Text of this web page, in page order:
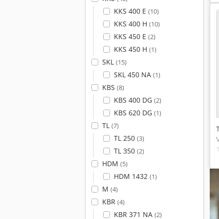
KKS 400 E (10)
KKS 400 H (10)
KKS 450 E (2)
KKS 450 H (1)
SKL (15)
SKL 450 NA (1)
KBS (8)
KBS 400 DG (2)
KBS 620 DG (1)
TL (7)
TL 250 (3)
TL 350 (2)
HDM (5)
HDM 1432 (1)
M (4)
KBR (4)
KBR 371 NA (2)